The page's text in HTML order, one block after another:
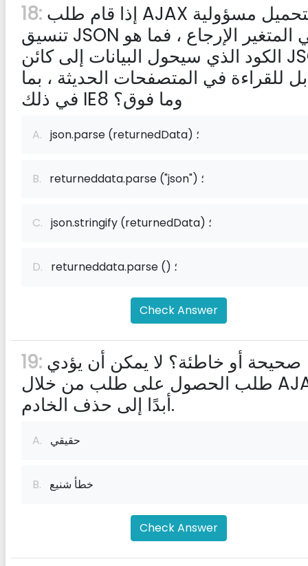
18:
تنسيق JSON في المتغير الإرجاع ، فما هو
الكود الذي سيحول البيانات إلى كائن JSON
للقراءة في المتصفحات الحديثة ، بما
في ذلك IE8 وما فوق؟
A. json.parse (returnedData) ؛
B. returneddata.parse ("json") ؛
C. json.stringify (returnedData) ؛
D. returneddata.parse () ؛
Check Answer
19:
طلب الحصول على طلب من خلال AJAX
أبدًا إلى حذف الخادم.
A. حقيقي
B. خطأ شنيع
Check Answer